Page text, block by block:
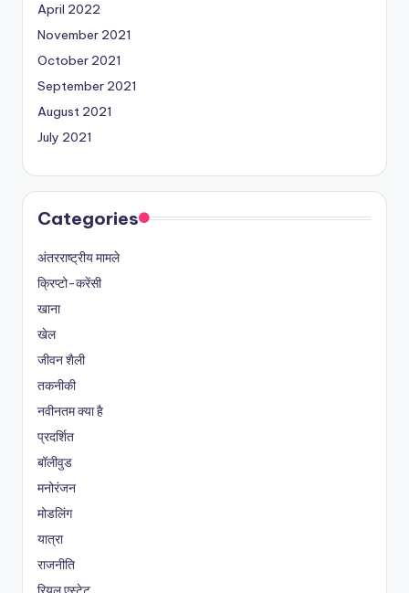
April 2022
November 2021
October 2021
September 2021
August 2021
July 2021
Categories
अंतरराष्ट्रीय मामले
क्रिप्टो-करेंसी
खाना
खेल
जीवन शैली
तकनीकी
नवीनतम क्या है
प्रदर्शित
बॉलीवुड
मनोरंजन
मोडलिंग
यात्रा
राजनीति